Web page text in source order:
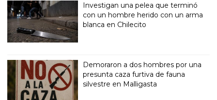
Investigan una pelea que terminó
con un hombre herido con un arma
blanca en Chilecito
Demoraron a dos hombres por una
presunta caza furtiva de fauna
silvestre en Malligasta